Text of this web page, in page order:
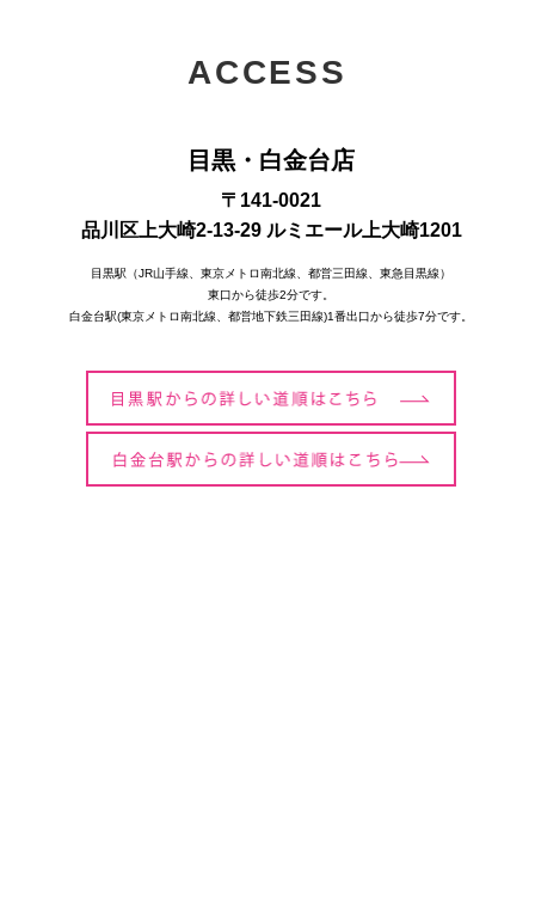
ACCESS
目黒・白金台店
〒141-0021
品川区上大崎2-13-29 ルミエール上大崎1201
目黒駅（JR山手線、東京メトロ南北線、都営三田線、東急目黒線）
東口から徒歩2分です。
白金台駅(東京メトロ南北線、都営地下鉄三田線)1番出口から徒歩7分です。